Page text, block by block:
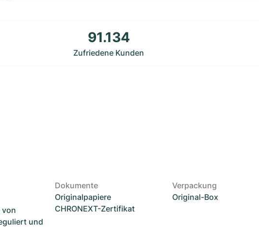
91.134
Zufriedene Kunden
von
und
Dokumente
Originalpapiere
CHRONEXT-Zertifikat
Verpackung
Original-Box